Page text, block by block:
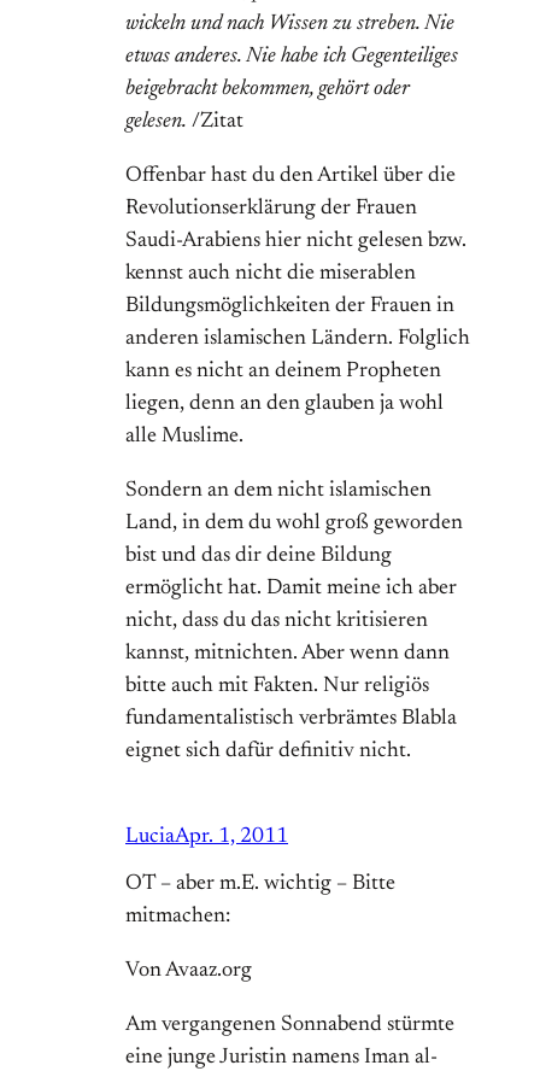
wickeln und nach Wissen zu streben. Nie
etwas anderes. Nie habe ich Gegenteiliges
beigebracht bekommen, gehört oder
gelesen. /Zitat
Offenbar hast du den Artikel über die
Revolutionserklärung der Frauen
Saudi-Arabiens hier nicht gelesen bzw.
kennst auch nicht die miserablen
Bildungsmöglichkeiten der Frauen in
anderen islamischen Ländern. Folglich
kann es nicht an deinem Propheten
liegen, denn an den glauben ja wohl
alle Muslime.
Sondern an dem nicht islamischen
Land, in dem du wohl groß geworden
bist und das dir deine Bildung
ermöglicht hat. Damit meine ich aber
nicht, dass du das nicht kritisieren
kannst, mitnichten. Aber wenn dann
bitte auch mit Fakten. Nur religiös
fundamentalistisch verbrämtes Blabla
eignet sich dafür definitiv nicht.
LuciaApr. 1, 2011
OT – aber m.E. wichtig – Bitte
mitmachen:
Von Avaaz.org
Am vergangenen Sonnabend stürmte
eine junge Juristin namens Iman al-